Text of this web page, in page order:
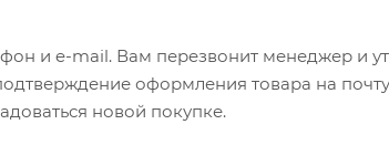
и e-mail. Вам перезвонит менеджер и
оформления товара на
новой покупке.